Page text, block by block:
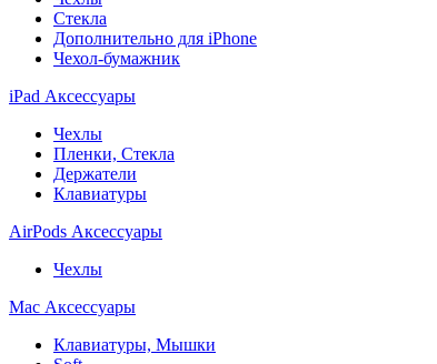
Стекла
Дополнительно для iPhone
Чехол-бумажник
iPad Аксессуары
Чехлы
Пленки, Стекла
Держатели
Клавиатуры
AirPods Аксессуары
Чехлы
Mac Аксессуары
Клавиатуры, Мышки